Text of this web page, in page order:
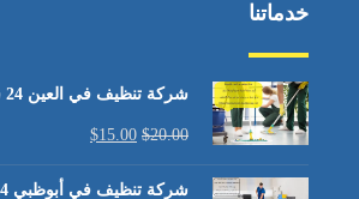
خدماتنا
شركة تنظيف في العين 24 ساعة : 0528935235
$20.00
$15.00